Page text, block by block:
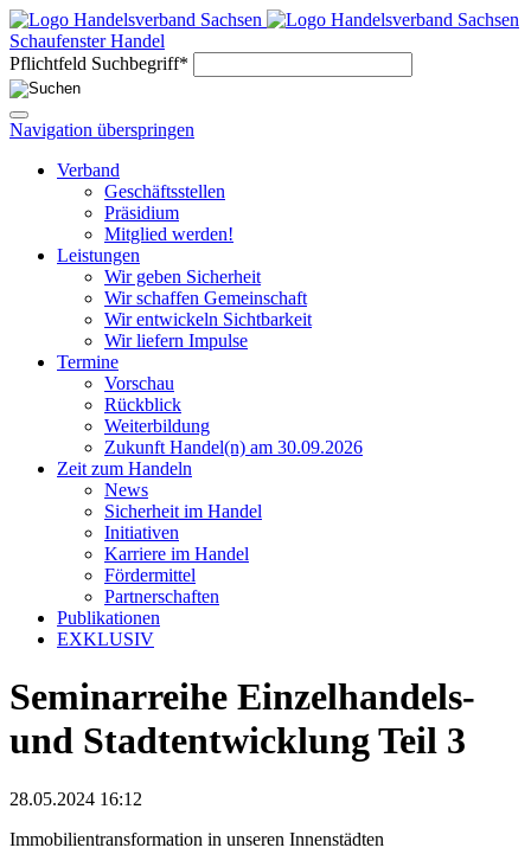
Schaufenster Handel
Pflichtfeld Suchbegriff*
Navigation überspringen
Verband
Geschäftsstellen
Präsidium
Mitglied werden!
Leistungen
Wir geben Sicherheit
Wir schaffen Gemeinschaft
Wir entwickeln Sichtbarkeit
Wir liefern Impulse
Termine
Vorschau
Rückblick
Weiterbildung
Zukunft Handel(n) am 30.09.2026
Zeit zum Handeln
News
Sicherheit im Handel
Initiativen
Karriere im Handel
Fördermittel
Partnerschaften
Publikationen
EXKLUSIV
Seminarreihe Einzelhandels-
und Stadtentwicklung Teil 3
28.05.2024 16:12
Immobilientransformation in unseren Innenstädten